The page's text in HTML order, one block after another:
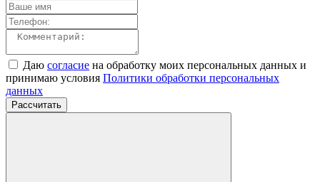
Даю согласие на обработку моих персональных данных и
принимаю условия Политики обработки персональных
данных
Рассчитать